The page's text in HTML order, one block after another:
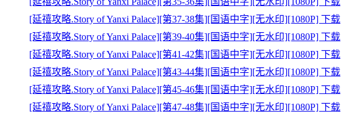
[延禧攻略.Story of Yanxi Palace][第37-38集][国语中字][无水印][1080P] 下载
[延禧攻略.Story of Yanxi Palace][第39-40集][国语中字][无水印][1080P] 下载
[延禧攻略.Story of Yanxi Palace][第41-42集][国语中字][无水印][1080P] 下载
[延禧攻略.Story of Yanxi Palace][第43-44集][国语中字][无水印][1080P] 下载
[延禧攻略.Story of Yanxi Palace][第45-46集][国语中字][无水印][1080P] 下载
[延禧攻略.Story of Yanxi Palace][第47-48集][国语中字][无水印][1080P] 下载